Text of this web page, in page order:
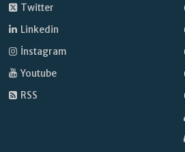
Twitter
Linkedin
İnstagram
Youtube
RSS